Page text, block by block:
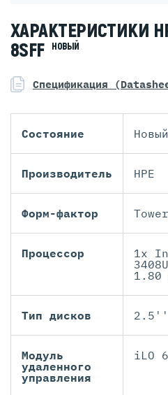
ХАРАКТЕРИСТИКИ
8SFF
НОВЫЙ
Спецификация
Состояние Новый
Производитель HPE
Форм-фактор Tower
Процессор
1x
1.80
Тип дисков 2.5''
Модуль
удаленного
управления
iLO